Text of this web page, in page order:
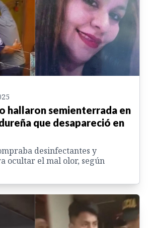
hallaron semienterrada en
que desapareció en
desinfectantes y
ocultar el mal olor, según